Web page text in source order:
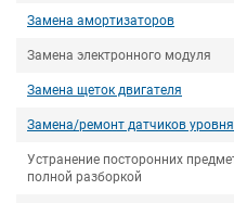
Замена амортизаторов
Замена электронного модуля
Замена щеток двигателя
Замена/ремонт датчиков
Устранение посторонних
полной разборкой